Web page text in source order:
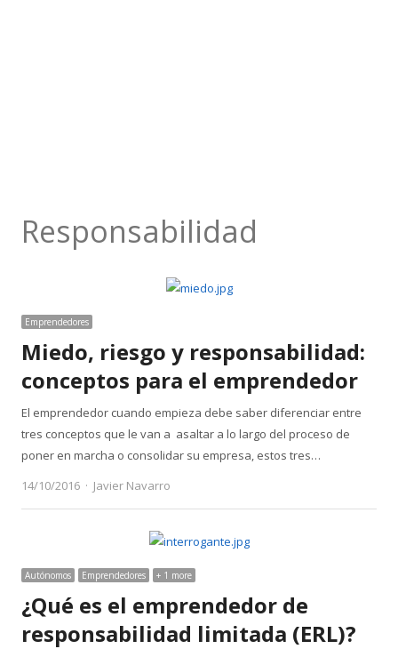
Responsabilidad
Emprendedores
Miedo, riesgo y responsabilidad:
conceptos para el emprendedor
El emprendedor cuando empieza debe saber diferenciar entre
tres conceptos que le van a asaltar a lo largo del proceso de
poner en marcha o consolidar su empresa, estos tres…
14/10/2016
Author
Javier Navarro
Autónomos Emprendedores + 1 more
¿Qué es el emprendedor de
responsabilidad limitada (ERL)?